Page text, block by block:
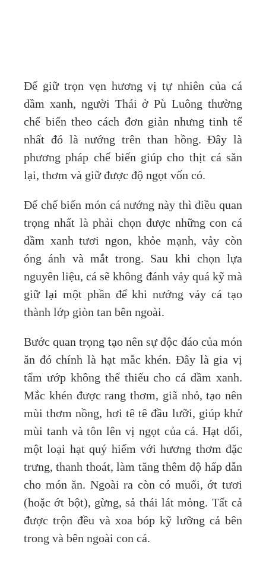
Để giữ trọn vẹn hương vị tự nhiên của cá
dầm xanh, người Thái ở Pù Luông thường
chế biến theo cách đơn giản nhưng tinh tế
nhất đó là nướng trên than hồng. Đây là
phương pháp chế biến giúp cho thịt cá săn
lại, thơm và giữ được độ ngọt vốn có.
Để chế biến món cá nướng này thì điều quan
trọng nhất là phải chọn được những con cá
dầm xanh tươi ngon, khỏe mạnh, vảy còn
óng ánh và mắt trong. Sau khi chọn lựa
nguyên liệu, cá sẽ không đánh vảy quá kỹ mà
giữ lại một phần để khi nướng vảy cá tạo
thành lớp giòn tan bên ngoài.
Bước quan trọng tạo nên sự độc đáo của món
ăn đó chính là hạt mắc khén. Đây là gia vị
tẩm ướp không thể thiếu cho cá dầm xanh.
Mắc khén được rang thơm, giã nhỏ, tạo nên
mùi thơm nồng, hơi tê tê đầu lưỡi, giúp khử
mùi tanh và tôn lên vị ngọt của cá. Hạt dổi,
một loại hạt quý hiếm với hương thơm đặc
trưng, thanh thoát, làm tăng thêm độ hấp dẫn
cho món ăn. Ngoài ra còn có muối, ớt tươi
(hoặc ớt bột), gừng, sả thái lát mỏng. Tất cả
được trộn đều và xoa bóp kỹ lưỡng cả bên
trong và bên ngoài con cá.